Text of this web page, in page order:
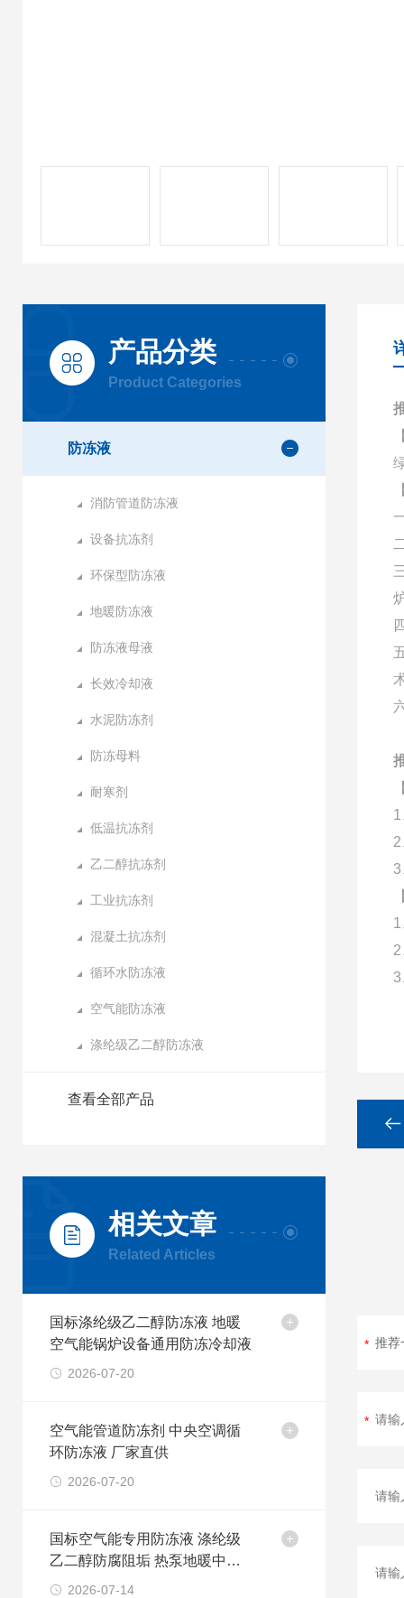
产品分类
Product Categories
防冻液
消防管道防冻液
设备抗冻剂
环保型防冻液
地暖防冻液
防冻液母液
长效冷却液
水泥防冻剂
防冻母料
耐寒剂
低温抗冻剂
乙二醇抗冻剂
工业抗冻剂
混凝土抗冻剂
循环水防冻液
空气能防冻液
涤纶级乙二醇防冻液
查看全部产品
相关文章
Related Articles
国标涤纶级乙二醇防冻液 地暖
空气能锅炉设备通用防冻冷却液
2026-07-20
空气能管道防冻剂 中央空调循
环防冻液 厂家直供
2026-07-20
国标空气能专用防冻液 涤纶级
乙二醇防腐阻垢 热泵地暖中央
空调循环冷却液
2026-07-14
3
3